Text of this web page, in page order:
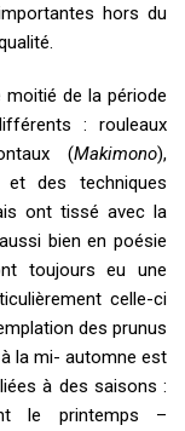
hors du
de la période
: rouleaux
(Makimono),
des techniques
ont tissé avec la
bien en poésie
toujours eu une
celle-ci
des prunus
la mi- automne est
à des saisons :
le printemps –